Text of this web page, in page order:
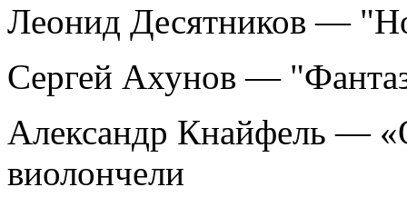
Леонид Десятников —
Сергей Ахунов —
Александр Кнайфель —
виолончели